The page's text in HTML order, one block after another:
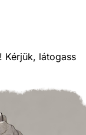
Kérjük, látogass